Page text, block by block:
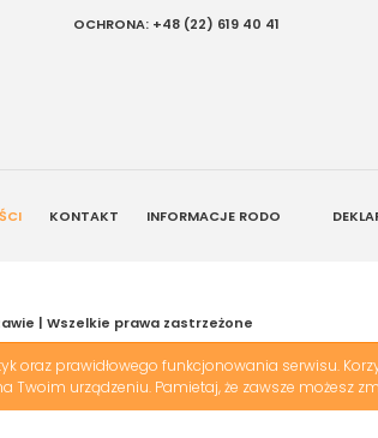
OCHRONA: +48 (22) 619 40 41
KONTAKT INFORMACJE RODO
| Wszelkie prawa zastrzeżone
oraz prawidłowego funkcjonowania serwisu.
urządzeniu. Pamietaj, że zawsze możesz